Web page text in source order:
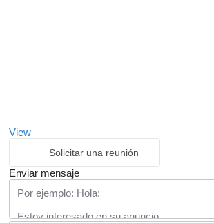
View
Solicitar una reunión
Enviar mensaje